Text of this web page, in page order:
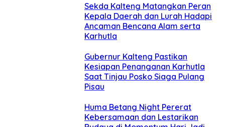
Sekda Kalteng Matangkan Peran
Kepala Daerah dan Lurah Hadapi
Ancaman Bencana Alam serta
Karhutla
Gubernur Kalteng Pastikan
Kesiapan Penanganan Karhutla
Saat Tinjau Posko Siaga Pulang
Pisau
Huma Betang Night Pererat
Kebersamaan dan Lestarikan